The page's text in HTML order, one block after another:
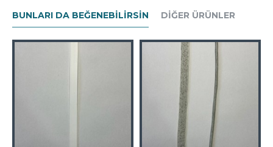
BUNLARI DA BEĞENEBILIRSIN DIĞER ÜRÜNLER